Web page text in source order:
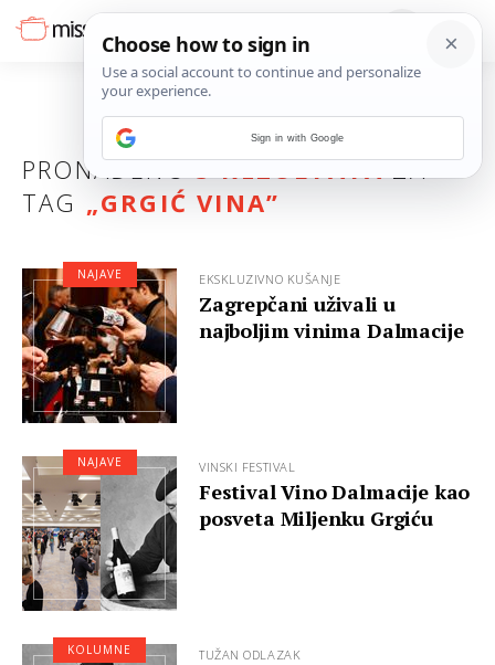
PRONAĐENO3 REZULTATAZA
TAG „GRGIĆ VINA”
EKSKLUZIVNO KUŠANJE
Zagrepčani uživali u
najboljim vinima Dalmacije
NAJAVE
VINSKI FESTIVAL
Festival Vino Dalmacije kao
posveta Miljenku Grgiću
NAJAVE
TUŽAN ODLAZAK
KOLUMNE
Sign in with Google